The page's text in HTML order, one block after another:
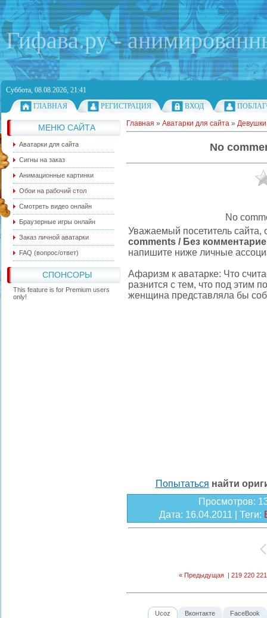
Гифава.ру -
Суббота, 08.08.2026, 21:41
ГЛАВНАЯ
РЕГИСТРАЦИЯ ВХОД
МЕНЮ САЙТА
Аватарки для сайта
Сигны на заказ
Анимационные картинки
Обои на рабочий стол
Смотреть видео онлайн
Браузерные игры онлайн
Заказ личной аватарки
FAQ (вопрос/ответ)
СПОНСОРЫ
This feature is for Premium users
only!
Главная » Аватарки для сайта »
No
No
Уважаемый посетитель сайта,
comments / Без
напишите ниже личные
Афаризм к аватарке: Что
разнится с тем, что под этим
женщина представляла бы
Попытаться найти
Просмотров:
Дата: 16.04.2011 | Теги:
« Предыдущая | 219 220 221
Ucoz Вконтакте FaceBook